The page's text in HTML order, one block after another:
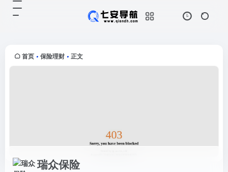
首页 • 保险理财 • 正文
瑞众保险
年6月28日获批开业，是经国家金融
监督管理总局批准设立的一家国有制
全国性人寿保险公司，总部位...